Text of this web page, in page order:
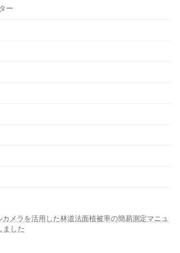
ー
カメラを活用した林道法⾯植被率の簡易測定マニュ
ました